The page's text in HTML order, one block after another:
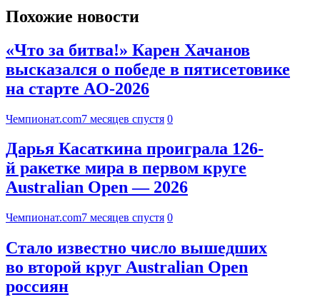
Похожие новости
«Что за битва!» Карен Хачанов
высказался о победе в пятисетовике
на старте AO-2026
Чемпионат.com7 месяцев спустя 0
Дарья Касаткина проиграла 126-
й ракетке мира в первом круге
Australian Open — 2026
Чемпионат.com7 месяцев спустя 0
Стало известно число вышедших
во второй круг Australian Open
россиян